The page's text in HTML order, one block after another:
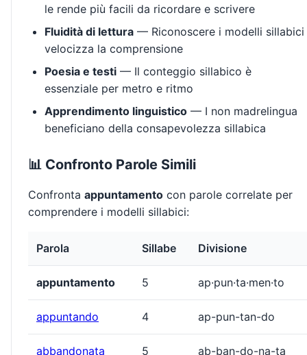
le rende più facili da ricordare e scrivere
Fluidità di lettura — Riconoscere i modelli sillabici
velocizza la comprensione
Poesia e testi — Il conteggio sillabico è
essenziale per metro e ritmo
Apprendimento linguistico — I non madrelingua
beneficiano della consapevolezza sillabica
📊 Confronto Parole Simili
Confronta appuntamento con parole correlate per
comprendere i modelli sillabici:
Parola Sillabe Divisione
appuntamento 5 ap·pun·ta·men·to
appuntando 4 ap-pun-tan-do
abbandonata 5 ab-ban-do-na-ta